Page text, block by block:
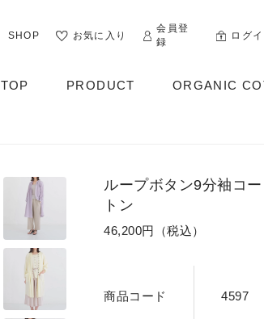
SHOP お気に入り
会員登
録
ログ
TOP PRODUCT
CUT&SEWN
KNIT
SHIRT / BLOUSE
DRESS
ORGANIC
ループボタン9分袖コ
トン
46,200円（税込）
商品コード 4597